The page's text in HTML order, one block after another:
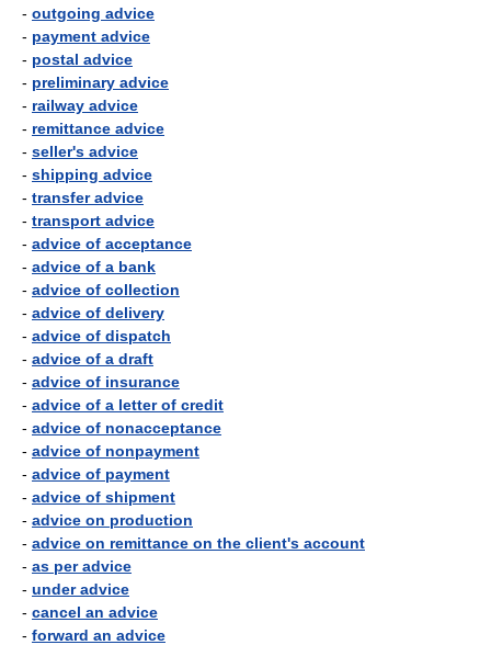
- outgoing advice
- payment advice
- postal advice
- preliminary advice
- railway advice
- remittance advice
- seller's advice
- shipping advice
- transfer advice
- transport advice
- advice of acceptance
- advice of a bank
- advice of collection
- advice of delivery
- advice of dispatch
- advice of a draft
- advice of insurance
- advice of a letter of credit
- advice of nonacceptance
- advice of nonpayment
- advice of payment
- advice of shipment
- advice on production
- advice on remittance on the client's account
- as per advice
- under advice
- cancel an advice
- forward an advice